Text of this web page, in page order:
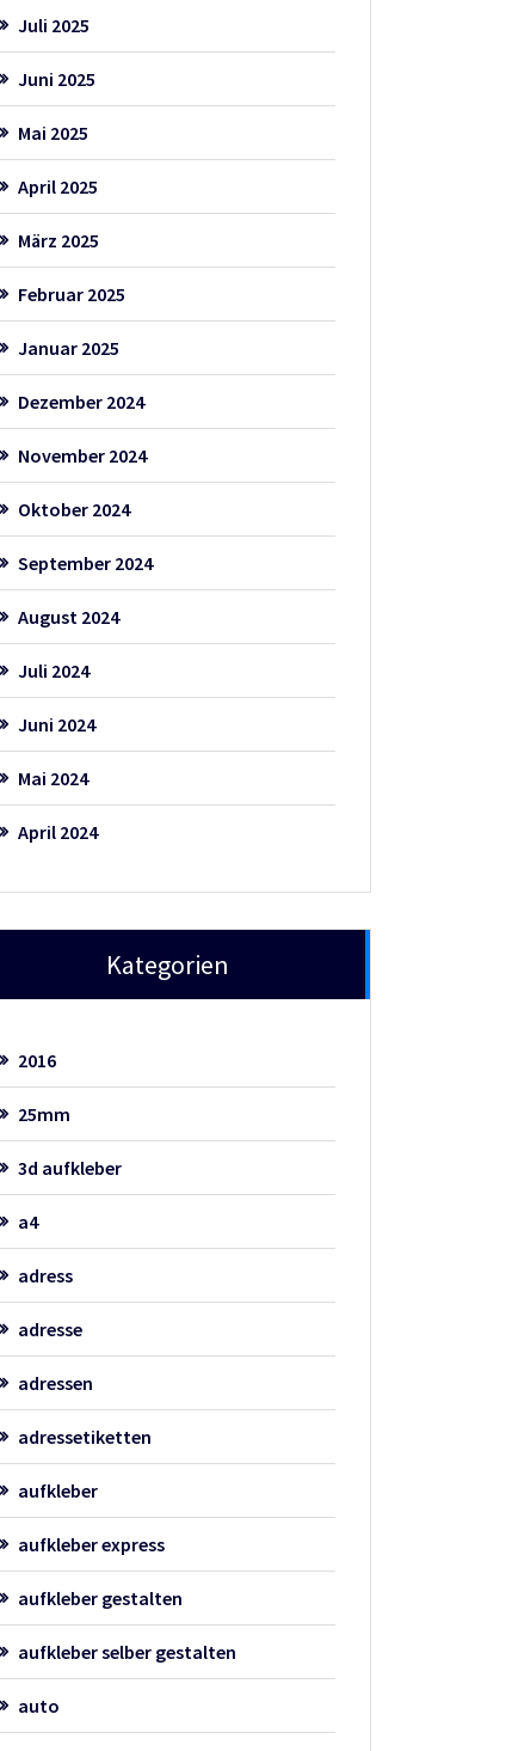
Juli 2025
Juni 2025
Mai 2025
April 2025
März 2025
Februar 2025
Januar 2025
Dezember 2024
November 2024
Oktober 2024
September 2024
August 2024
Juli 2024
Juni 2024
Mai 2024
April 2024
Kategorien
2016
25mm
3d aufkleber
a4
adress
adresse
adressen
adressetiketten
aufkleber
aufkleber express
aufkleber gestalten
aufkleber selber gestalten
auto